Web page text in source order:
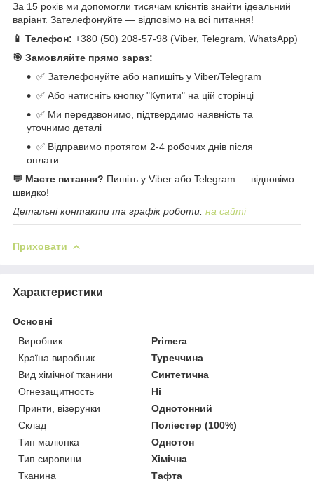
За 15 років ми допомогли тисячам клієнтів знайти ідеальний
варіант. Зателефонуйте — відповімо на всі питання!
📱 Телефон: +380 (50) 208-57-98 (Viber, Telegram, WhatsApp)
🎯 Замовляйте прямо зараз:
✅ Зателефонуйте або напишіть у Viber/Telegram
✅ Або натисніть кнопку "Купити" на цій сторінці
✅ Ми передзвонимо, підтвердимо наявність та
уточнимо деталі
✅ Відправимо протягом 2-4 робочих днів після
оплати
💬 Маєте питання? Пишіть у Viber або Telegram — відповімо
швидко!
Детальні контакти та графік роботи: на сайті
Приховати
Характеристики
Основні
Виробник
Primera
Країна виробник
Туреччина
Вид хімічної тканини
Синтетична
Огнезащитность
Ні
Принти, візерунки
Однотонний
Склад
Поліестер (100%)
Тип малюнка
Однотон
Тип сировини
Хімічна
Тканина
Тафта